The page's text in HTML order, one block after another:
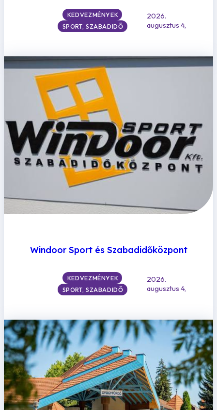
KEDVEZMÉNYEK
SPORT, SZABADIDŐ
2026.
augusztus 4,
Windoor Sport és Szabadidőközpont
KEDVEZMÉNYEK
SPORT, SZABADIDŐ
2026.
augusztus 4,